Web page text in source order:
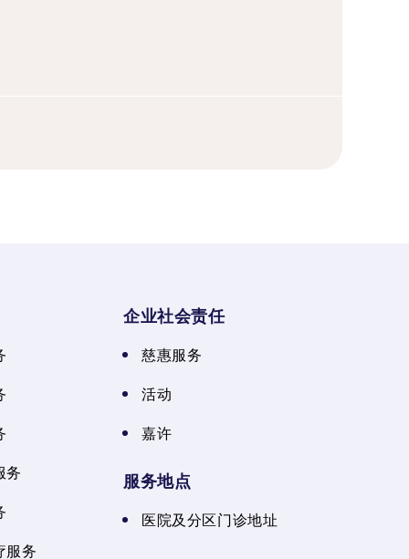
务
服务
企业社会责任
慈惠服务
活动
嘉许
服务地点
医院及分区门诊地址